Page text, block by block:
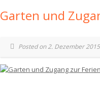
Garten und
Posted on 2. Dezember 2015